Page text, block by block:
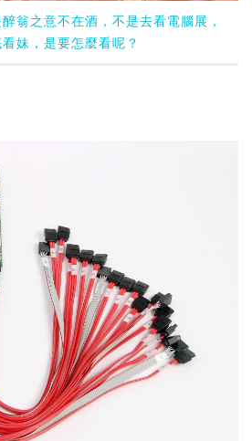
翁之意不在酒，不是去看電腦展，
妹，是要怎麼看呢？